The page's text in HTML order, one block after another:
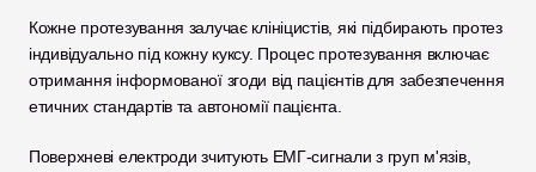
Кожне протезування залучає клініцистів, які підбирають протез
індивідуально під кожну куксу. Процес протезування включає
отримання інформованої згоди від пацієнтів для забезпечення
етичних стандартів та автономії пацієнта.
Поверхневі електроди зчитують ЕМГ-сигнали з груп м'язів,